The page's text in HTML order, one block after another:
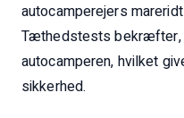
autocamperejers
Tæthedstests bekræfter,
autocamperen, hvilket
sikkerhed.